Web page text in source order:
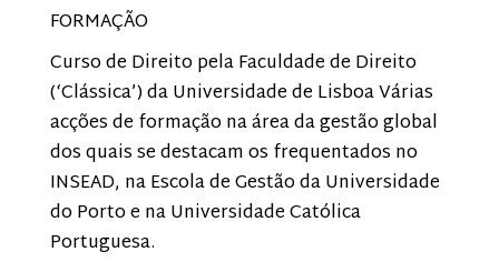
FORMAÇÃO
Curso de Direito pela Faculdade de Direito
(‘Clássica’) da Universidade de Lisboa Várias
acções de formação na área da gestão global
dos quais se destacam os frequentados no
INSEAD, na Escola de Gestão da Universidade
do Porto e na Universidade Católica
Portuguesa.